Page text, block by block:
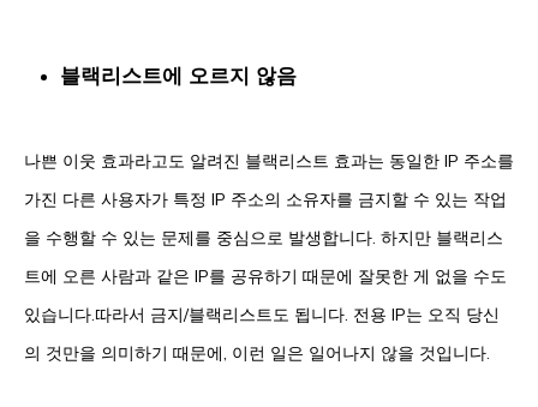
블랙리스트에 오르지 않음
나쁜 이웃 효과라고도 알려진 블랙리스트 효과는 동일한 IP 주소를
가진 다른 사용자가 특정 IP 주소의 소유자를 금지할 수 있는 작업
을 수행할 수 있는 문제를 중심으로 발생합니다. 하지만 블랙리스
트에 오른 사람과 같은 IP를 공유하기 때문에 잘못한 게 없을 수도
있습니다.따라서 금지/블랙리스트도 됩니다. 전용 IP는 오직 당신
의 것만을 의미하기 때문에, 이런 일은 일어나지 않을 것입니다.